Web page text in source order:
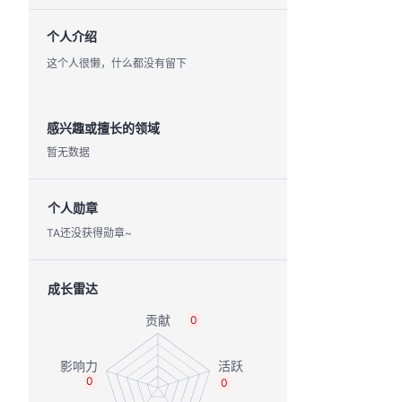
个人介绍
这个人很懒，什么都没有留下
感兴趣或擅长的领域
暂无数据
个人勋章
TA还没获得勋章~
成长雷达
0
0
0